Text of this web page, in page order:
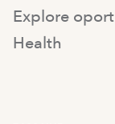
Explore
Health